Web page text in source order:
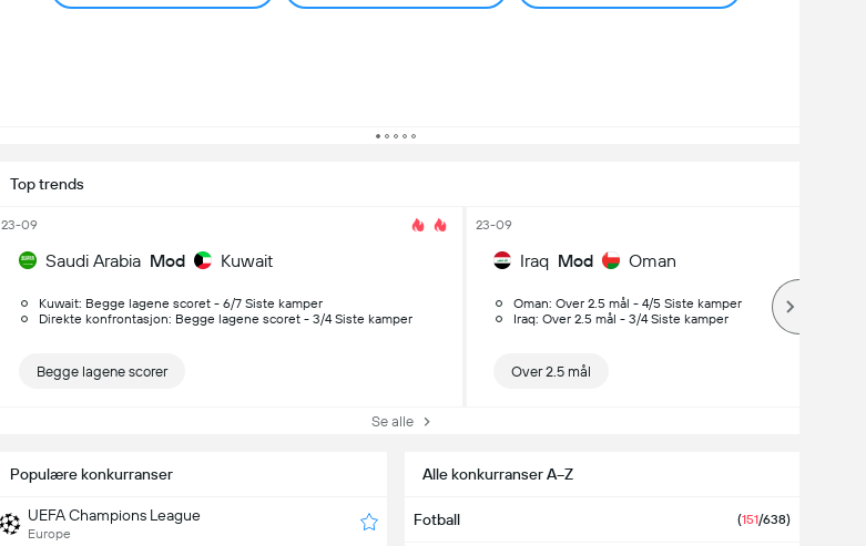
Top trends
23-09
Saudi Arabia Mod Kuwait
Kuwait: Begge lagene scoret - 6/7 Siste kamper
Direkte konfrontasjon: Begge lagene scoret - 3/4 Siste kamper
Begge lagene scorer
23-09
Iraq Mod Oman
Oman: Over 2.5 mål - 4/5 Siste kamper
Iraq: Over 2.5 mål - 3/4 Siste kamper
Over 2.5 mål
Se alle
Populære konkurranser
UEFA Champions League
Europe
Alle konkurranser A−Z
Fotball (151/638)